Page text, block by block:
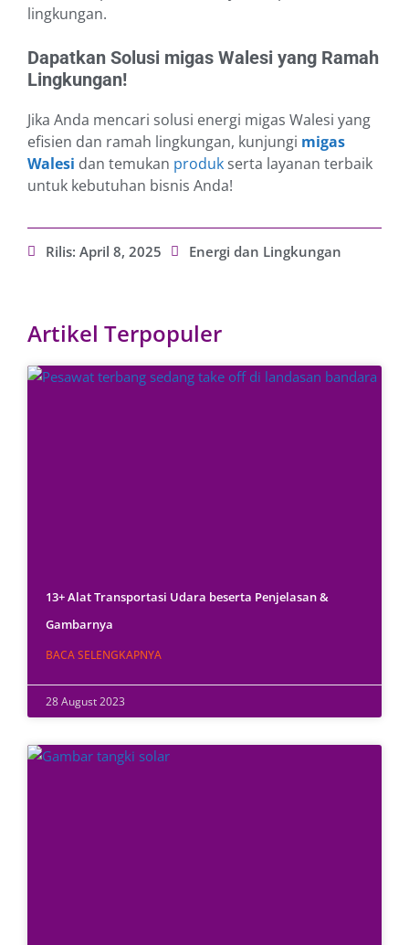
lingkungan.
Dapatkan Solusi migas Walesi yang Ramah
Lingkungan!
Jika Anda mencari solusi energi migas Walesi yang
efisien dan ramah lingkungan, kunjungi migas
Walesi dan temukan produk serta layanan terbaik
untuk kebutuhan bisnis Anda!
Rilis: April 8, 2025 Energi dan Lingkungan
Artikel Terpopuler
13+ Alat Transportasi Udara beserta Penjelasan &
Gambarnya
BACA SELENGKAPNYA
28 August 2023